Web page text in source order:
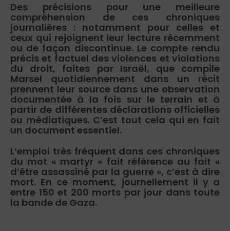
Des précisions pour une meilleure
compréhension de ces chroniques
journalières : notamment pour celles et
ceux qui rejoignent leur lecture récemment
ou de façon discontinue. Le compte rendu
précis et factuel des violences et violations
du droit, faites par Israël, que compile
Marsel quotidiennement dans un récit
prennent leur source dans une observation
documentée à la fois sur le terrain et à
partir de différentes déclarations officielles
ou médiatiques. C’est tout cela qui en fait
un document essentiel.
L’emploi très fréquent dans ces chroniques
du mot « martyr » fait référence au fait «
d’être assassiné par la guerre », c’est à dire
mort. En ce moment, journellement il y a
entre 150 et 200 morts par jour dans toute
la bande de Gaza.